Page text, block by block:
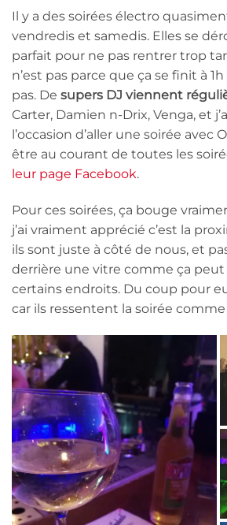
Il y a des soirées électro
vendredis et samedis. Elles se
parfait pour ne pas rentrer trop
n’est pas parce que ça se finit à
pas. De supers DJ viennent
Carter, Damien n-Drix, Venga, et
l’occasion d’aller une soirée avec
être au courant de toutes les
leur page Facebook.
Pour ces soirées, ça bouge
j’ai vraiment apprécié c’est la
ils sont juste à côté de nous, et
derrière une vitre comme ça peut
certains endroits. Du coup pour
car ils ressentent la soirée